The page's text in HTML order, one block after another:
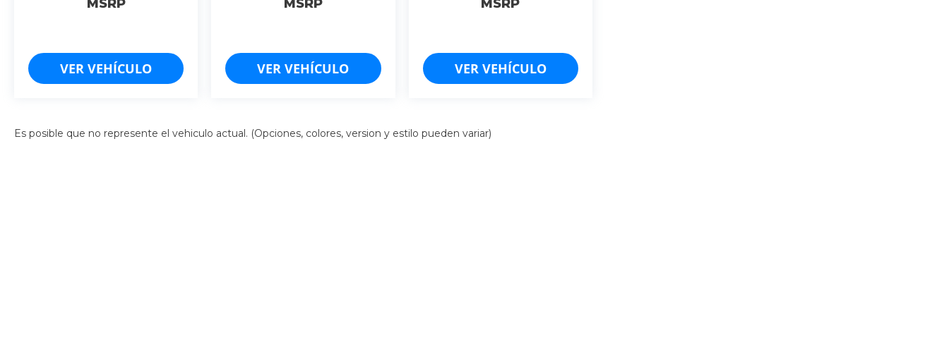
MSRP
VER VEHÍCULO
1.47LTS. T/A.
4 CIL.
�
MSRP
VER VEHÍCULO
MSRP
VER VEHÍCULO
Es posible que no represente el vehiculo actual. (Opciones, colores, version y estilo pueden variar)